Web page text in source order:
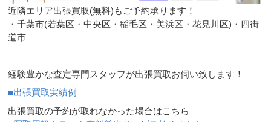
近隣エリア出張買取(無料)もご予約承ります！
・千葉市(若葉区・中央区・稲毛区・美浜区・花見川区)・四街
道市
経験豊かな査定専門スタッフが出張買取お伺い致します！
■出張買取実績例
出張買取の予約が取れなかった場合はこちら